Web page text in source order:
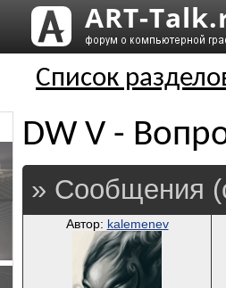
Список
DW V -
» Сообщения
Автор: kalemenev